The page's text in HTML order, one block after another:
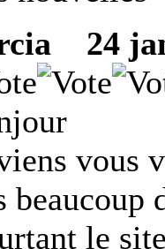
24
vous
beaucoup
le